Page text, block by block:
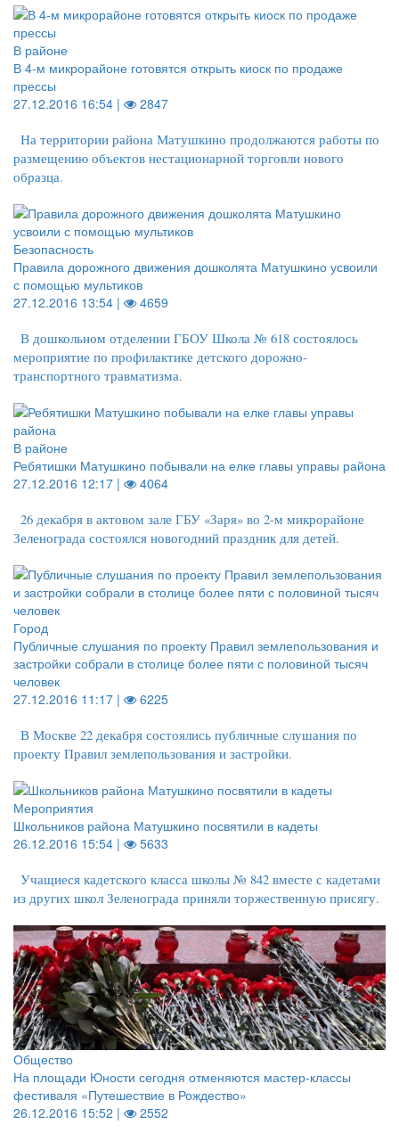
В районе
В 4-м микрорайоне готовятся открыть киоск по продаже
прессы
27.12.2016 16:54 |
2847
На территории района Матушкино продолжаются работы по
размещению объектов нестационарной торговли нового
образца.
Безопасность
Правила дорожного движения дошколята Матушкино усвоили
с помощью мультиков
27.12.2016 13:54 |
4659
В дошкольном отделении ГБОУ Школа № 618 состоялось
мероприятие по профилактике детского дорожно-
транспортного травматизма.
В районе
Ребятишки Матушкино побывали на елке главы управы района
27.12.2016 12:17 |
4064
26 декабря в актовом зале ГБУ «Заря» во 2-м микрорайоне
Зеленограда состоялся новогодний праздник для детей.
Город
Публичные слушания по проекту Правил землепользования и
застройки собрали в столице более пяти с половиной тысяч
человек
27.12.2016 11:17 |
6225
В Москве 22 декабря состоялись публичные слушания по
проекту Правил землепользования и застройки.
Мероприятия
Школьников района Матушкино посвятили в кадеты
26.12.2016 15:54 |
5633
Учащиеся кадетского класса школы № 842 вместе с кадетами
из других школ Зеленограда приняли торжественную присягу.
Общество
На площади Юности сегодня отменяются мастер-классы
фестиваля «Путешествие в Рождество»
26.12.2016 15:52 |
2552